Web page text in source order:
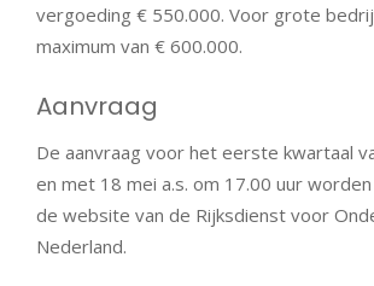
vergoeding € 550.000. Voor grote
maximum van € 600.000.
Aanvraag
De aanvraag voor het eerste kwartaal
en met 18 mei a.s. om 17.00 uur
de website van de Rijksdienst voor
Nederland.